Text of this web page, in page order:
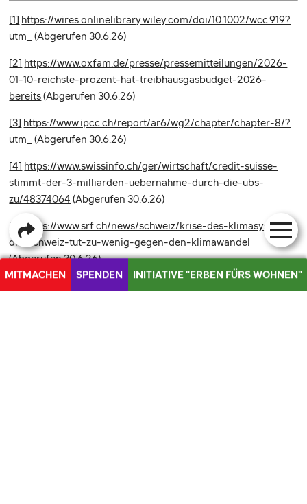
[1] https://wires.onlinelibrary.wiley.com/doi/10.1002/wcc.919?
utm_
(Abgerufen 30.6.26)
[2] https://www.oxfam.de/presse/pressemitteilungen/2026-
01-10-reichste-prozent-hat-treibhausgasbudget-2026-
bereits (Abgerufen 30.6.26)
[3] https://www.ipcc.ch/report/ar6/wg2/chapter/chapter-8/?
utm_
(Abgerufen 30.6.26)
[4] https://www.swissinfo.ch/ger/wirtschaft/credit-suisse-
stimmt-der-3-milliarden-uebernahme-durch-die-ubs-
zu/48374064 (Abgerufen 30.6.26)
[5] https://www.srf.ch/news/schweiz/krise-des-klimasystems-
die-schweiz-tut-zu-wenig-gegen-den-klimawandel
(Abgerufen 30.6.26)
MITMACHEN SPENDEN INITIATIVE "ERBEN FÜRS WOHNEN"